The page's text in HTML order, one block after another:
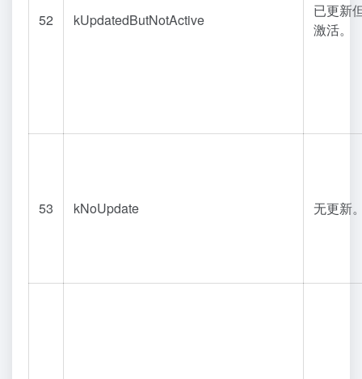
52 kUpdatedButNotActive
已更新
激活。
53 kNoUpdate 无更新